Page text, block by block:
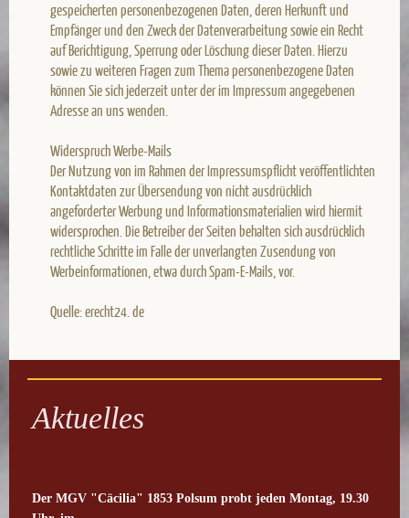
gespeicherten personenbezogenen Daten, deren Herkunft und
Empfänger und den Zweck der Datenverarbeitung sowie ein Recht
auf Berichtigung, Sperrung oder Löschung dieser Daten. Hierzu
sowie zu weiteren Fragen zum Thema personenbezogene Daten
können Sie sich jederzeit unter der im Impressum angegebenen
Adresse an uns wenden.
Widerspruch Werbe-Mails
Der Nutzung von im Rahmen der Impressumspflicht veröffentlichten
Kontaktdaten zur Übersendung von nicht ausdrücklich
angeforderter Werbung und Informationsmaterialien wird hiermit
widersprochen. Die Betreiber der Seiten behalten sich ausdrücklich
rechtliche Schritte im Falle der unverlangten Zusendung von
Werbeinformationen, etwa durch Spam-E-Mails, vor.
Quelle: erecht24. de
Aktuelles
Der MGV "Cäcilia" 1853 Polsum probt jeden Montag, 19.30